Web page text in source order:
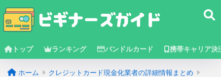
トップ ランキング バンドルカード 携帯キャリア決
ホーム クレジットカード現金化業者の詳細情報まとめ